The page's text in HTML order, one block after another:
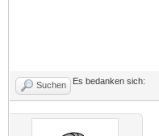
Suchen Es bedanken sich: